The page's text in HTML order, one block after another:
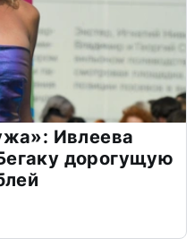
Ивлеева
дорогущую